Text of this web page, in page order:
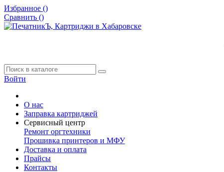
Избранное ()
Сравнить ()
Войти
О нас
Заправка картриджей
Сервисный центр
Ремонт оргтехники
Прошивка принтеров и МФУ
Доставка и оплата
Прайсы
Контакты